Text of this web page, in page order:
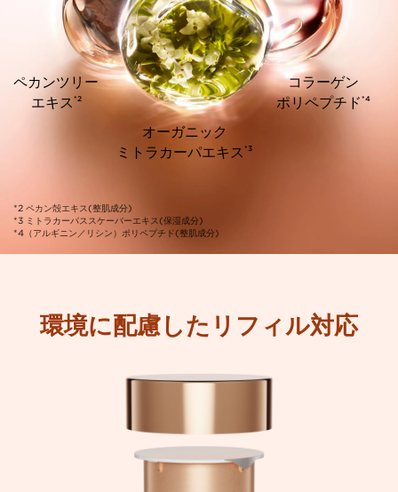
コラーゲン
ポリペプチド *4
ペカンツリー
エキス *2
オーガニック
ミトラカーパエキス*3
*2 ペカン殻エキス(整肌成分)
*3 ミトラカーパススケーバーエキス(保湿成分)
*4（アルギニン／リシン）ポリペプチド(整肌成分)
環境に配慮したリフィル対応